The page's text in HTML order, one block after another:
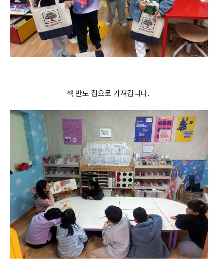
책 반도 집으로 가져갑니다.